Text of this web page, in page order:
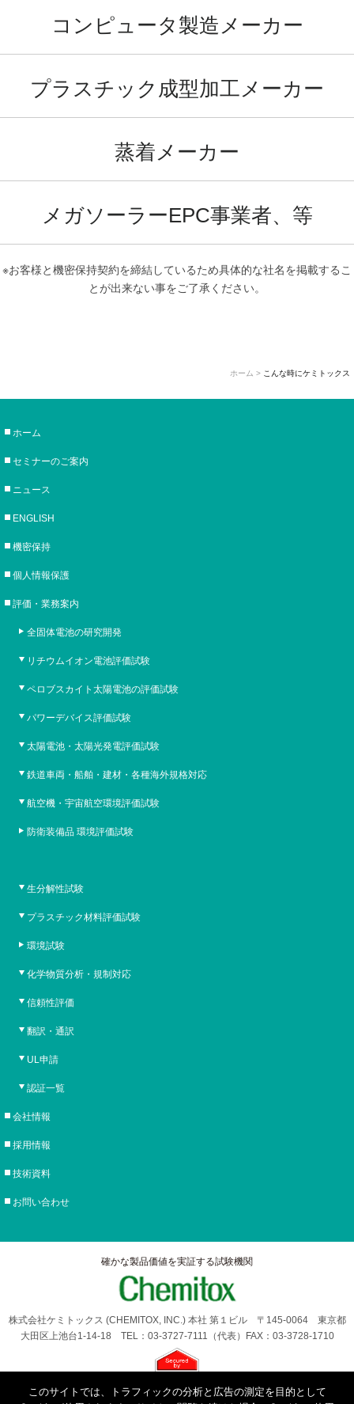
コンピュータ製造メーカー
プラスチック成型加工メーカー
蒸着メーカー
メガソーラーEPC事業者、等
※お客様と機密保持契約を締結しているため具体的な社名を掲載するこ
とが出来ない事をご了承ください。
ホーム > こんな時にケミトックス
ホーム
セミナーのご案内
ニュース
ENGLISH
機密保持
個人情報保護
評価・業務案内
全固体電池の研究開発
リチウムイオン電池評価試験
ペロブスカイト太陽電池の評価試験
パワーデバイス評価試験
太陽電池・太陽光発電評価試験
鉄道車両・船舶・建材・各種海外規格対応
航空機・宇宙航空環境評価試験
防衛装備品 環境評価試験
生分解性試験
プラスチック材料評価試験
環境試験
化学物質分析・規制対応
信頼性評価
翻訳・通訳
UL申請
認証一覧
会社情報
採用情報
技術資料
お問い合わせ
確かな製品価値を実証する試験機関
株式会社ケミトックス (CHEMITOX, INC.) 本社 第１ビル 〒145-0064 東京都
大田区上池台1-14-18 TEL：03-3727-7111（代表）FAX：03-3728-1710
このサイトでは、トラフィックの分析と広告の測定を目的として